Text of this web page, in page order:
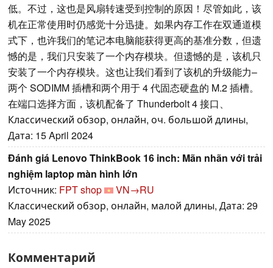
低。不过，这也是风扇转速受到控制的原因！尽管如此，该
机在正常使用时仍感觉十分迅捷。如果内存工作在双通道模
式下，也许我们的笔记本电脑能获得更高的基准分数，但遗
憾的是，我们只安装了一个内存模块。但遗憾的是，该机只
安装了一个内存模块。这也让我们看到了该机的升级能力–
两个 SODIMM 插槽和两个用于 4 代固态硬盘的 M.2 插槽。
在端口选择方面，该机配备了 Thunderbolt 4 接口、
Классический обзор, онлайн, оч. большой длины,
Дата: 15 April 2024
Đánh giá Lenovo ThinkBook 16 inch: Mãn nhãn với trải
nghiệm laptop màn hình lớn
Источник: FPT shop
VN→RU
Классический обзор, онлайн, малой длины, Дата: 29
May 2025
Комментарий